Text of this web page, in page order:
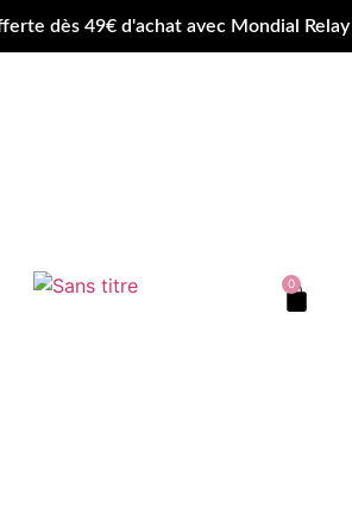
dès 49€ d'achat avec Mondial
0